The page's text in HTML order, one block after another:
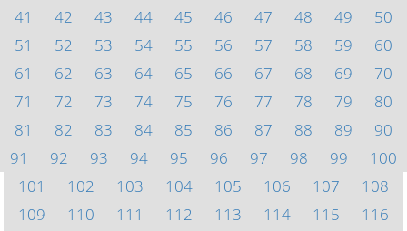
41
42 43 44 45 46 47 48 49
50
51
52 53 54 55 56 57 58 59
60
61
62 63 64 65 66 67 68 69
70
71
72 73 74 75 76 77 78 79
80
81
82 83 84 85 86 87 88 89
90
91
92 93 94 95 96 97 98 99
100
101
102 103 104 105 106 107
108
109
110 111 112 113 114 115
116